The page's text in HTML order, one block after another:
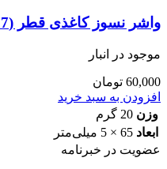
واشر نسوز کاغذی قطر (27-65)
موجود در انبار
60,000 تومان
افزودن به سبد خرید
وزن 20 گرم
ابعاد 65 × 5 میلی‌متر
عضویت در خبرنامه